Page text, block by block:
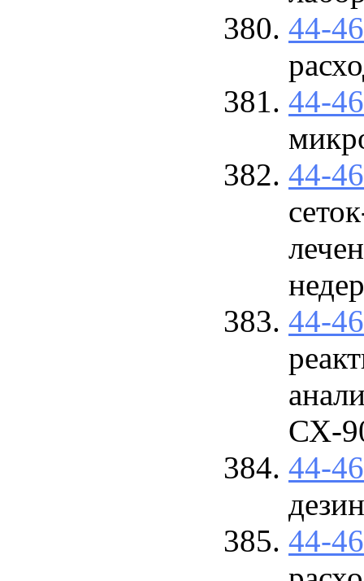
44-
44-
44-
44-
СХ-
44-
44-